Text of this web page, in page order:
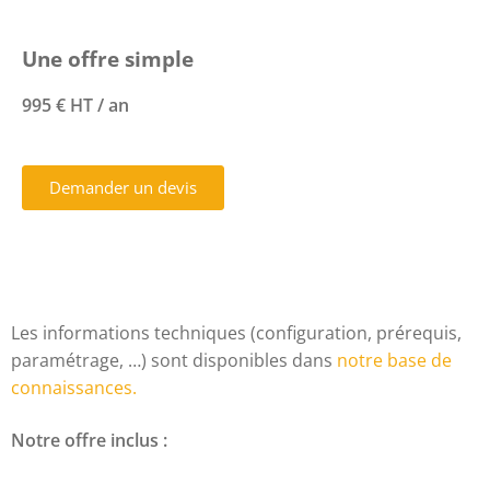
Une offre simple
995 € HT / an
Demander un devis
Les informations techniques (configuration, prérequis,
paramétrage, …) sont disponibles dans notre base de
connaissances.
Notre offre inclus :